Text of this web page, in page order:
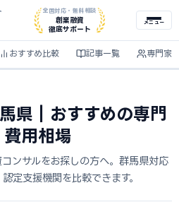
全国対応・無料相談
創業融資
徹底サポート
メニュー
おすすめ比較 記事一覧 専門家
県｜おすすめの専門
費用相場
ンサルをお探しの方へ。群馬県対応
定支援機関を比較できます。